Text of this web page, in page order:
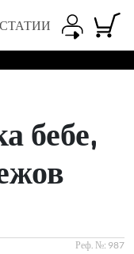
СТАТИИ
бебе,
Реф. №: 987